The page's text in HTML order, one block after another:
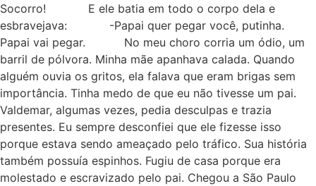
Socorro! E ele batia em todo o corpo dela e
esbravejava: -Papai quer pegar você, putinha.
Papai vai pegar. No meu choro corria um ódio, um
barril de pólvora. Minha mãe apanhava calada. Quando
alguém ouvia os gritos, ela falava que eram brigas sem
importância. Tinha medo de que eu não tivesse um pai.
Valdemar, algumas vezes, pedia desculpas e trazia
presentes. Eu sempre desconfiei que ele fizesse isso
porque estava sendo ameaçado pelo tráfico. Sua história
também possuía espinhos. Fugiu de casa porque era
molestado e escravizado pelo pai. Chegou a São Paulo